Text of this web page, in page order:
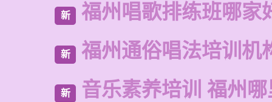
新 福州唱歌排练班哪家
新 福州通俗唱法培训机
新 音乐素养培训 福州